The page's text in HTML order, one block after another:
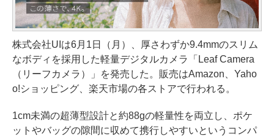
株式会社UIは6月1日（月）、厚さわずか9.4mmのスリム
なボディを採用した軽量デジタルカメラ「Leaf Camera
（リーフカメラ）」を発売した。販売はAmazon、Yaho
o!ショッピング、楽天市場の各ストアで行われる。
1cm未満の超薄型設計と約88gの軽量性を両立し、ポケ
ットやバッグの隙間に収めて携行しやすいというコンパ